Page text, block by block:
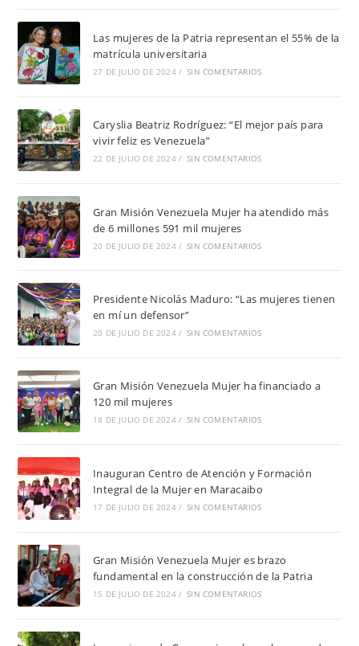
Las mujeres de la Patria representan el 55% de la
matrícula universitaria
27 DE JULIO DE 2024 / SIN COMENTARIOS
Caryslia Beatriz Rodríguez: “El mejor país para
vivir feliz es Venezuela”
22 DE JULIO DE 2024 / SIN COMENTARIOS
Gran Misión Venezuela Mujer ha atendido más
de 6 millones 591 mil mujeres
20 DE JULIO DE 2024 / SIN COMENTARIOS
Presidente Nicolás Maduro: “Las mujeres tienen
en mí un defensor”
20 DE JULIO DE 2024 / SIN COMENTARIOS
Gran Misión Venezuela Mujer ha financiado a
120 mil mujeres
18 DE JULIO DE 2024 / SIN COMENTARIOS
Inauguran Centro de Atención y Formación
Integral de la Mujer en Maracaibo
17 DE JULIO DE 2024 / SIN COMENTARIOS
Gran Misión Venezuela Mujer es brazo
fundamental en la construcción de la Patria
15 DE JULIO DE 2024 / SIN COMENTARIOS